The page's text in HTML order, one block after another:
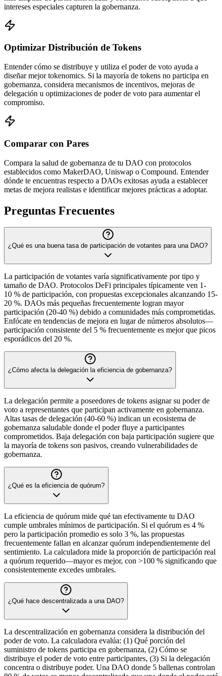
intereses especiales capturen la gobernanza.
Optimizar Distribución de Tokens
Entender cómo se distribuye y utiliza el poder de voto ayuda a
diseñar mejor tokenomics. Si la mayoría de tokens no participa en
gobernanza, considera mecanismos de incentivos, mejoras de
delegación u optimizaciones de poder de voto para aumentar el
compromiso.
Comparar con Pares
Compara la salud de gobernanza de tu DAO con protocolos
establecidos como MakerDAO, Uniswap o Compound. Entender
dónde te encuentras respecto a DAOs exitosas ayuda a establecer
metas de mejora realistas e identificar mejores prácticas a adoptar.
Preguntas Frecuentes
¿Qué es una buena tasa de participación de votantes para una DAO?
La participación de votantes varía significativamente por tipo y
tamaño de DAO. Protocolos DeFi principales típicamente ven 1-
10 % de participación, con propuestas excepcionales alcanzando 15-
20 %. DAOs más pequeñas frecuentemente logran mayor
participación (20-40 %) debido a comunidades más comprometidas.
Enfócate en tendencias de mejora en lugar de números absolutos—
participación consistente del 5 % frecuentemente es mejor que picos
esporádicos del 20 %.
¿Cómo afecta la delegación la eficiencia de gobernanza?
La delegación permite a poseedores de tokens asignar su poder de
voto a representantes que participan activamente en gobernanza.
Altas tasas de delegación (40-60 %) indican un ecosistema de
gobernanza saludable donde el poder fluye a participantes
comprometidos. Baja delegación con baja participación sugiere que
la mayoría de tokens son pasivos, creando vulnerabilidades de
gobernanza.
¿Qué es la eficiencia de quórum?
La eficiencia de quórum mide qué tan efectivamente tu DAO
cumple umbrales mínimos de participación. Si el quórum es 4 %
pero la participación promedio es solo 3 %, las propuestas
frecuentemente fallan en alcanzar quórum independientemente del
sentimiento. La calculadora mide la proporción de participación real
a quórum requerido—mayor es mejor, con >100 % significando que
consistentemente excedes umbrales.
¿Qué hace descentralizada a una DAO?
La descentralización en gobernanza considera la distribución del
poder de voto. La calculadora evalúa: (1) Qué porción del
suministro de tokens participa en gobernanza, (2) Cómo se
distribuye el poder de voto entre participantes, (3) Si la delegación
concentra o distribuye poder. Una DAO donde 5 ballenas controlan